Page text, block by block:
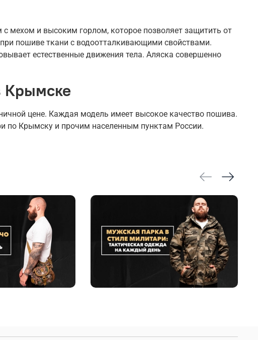
мехом и высоким горлом, которое позволяет защитить от
пошиве ткани с водоотталкивающими свойствами.
естественные движения тела. Аляска совершенно
Крымске
цене. Каждая модель имеет высокое качество пошива.
по Крымску и прочим населенным пунктам России.